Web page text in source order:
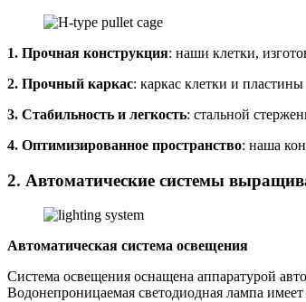
1. Прочная конструкция: наши клетки,
2. Прочный каркас: каркас клетки и
3. Стабильность и легкость: стальной
4. Оптимизированное пространство: наша
2. Автоматические системы
Автоматическая система освещения
Система освещения оснащена аппаратурой
Водонепроницаемая светодиодная лампа